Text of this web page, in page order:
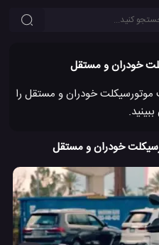
خودران و مستقل
خودران و مستقل را
خودران و مستقل